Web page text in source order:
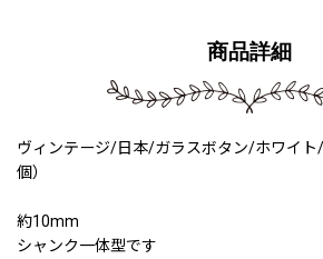
商品詳細
ヴィンテージ/日本/ガラスボタン/ホワイ
個）
約10mm
シャンク一体型です